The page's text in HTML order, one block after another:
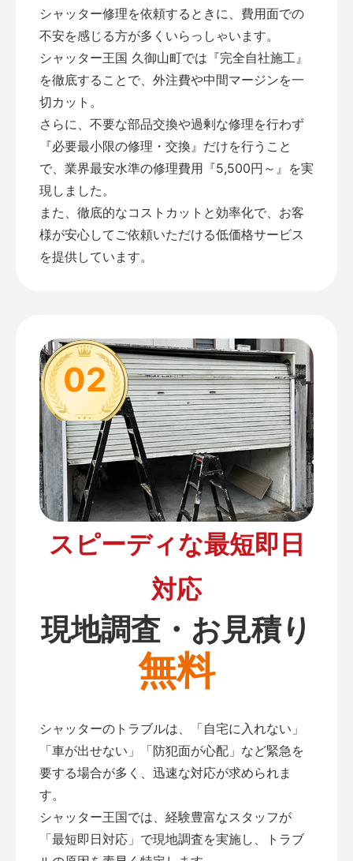
シャッター修理を依頼するときに、費用面での
不安を感じる方が多くいらっしゃいます。
シャッター王国 久御山町では『完全自社施工』
を徹底することで、外注費や中間マージンを一
切カット。
さらに、不要な部品交換や過剰な修理を行わず
『必要最小限の修理・交換』だけを行うこと
で、業界最安水準の修理費用『5,500円～』を実
現しました。
また、徹底的なコストカットと効率化で、お客
様が安心してご依頼いただける低価格サービス
を提供しています。
02
スピーディな最短即日
対応
現地調査・お見積り
無料
シャッターのトラブルは、「自宅に入れない」
「車が出せない」「防犯面が心配」など緊急を
要する場合が多く、迅速な対応が求められま
す。
シャッター王国では、経験豊富なスタッフが
「最短即日対応」で現地調査を実施し、トラブ